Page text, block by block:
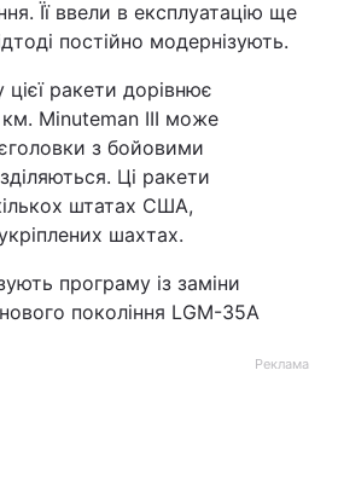
Її ввели в експлуатацію ще
постійно модернізують.
ракети дорівнює
Minuteman III може
з бойовими
Ці ракети
штатах США,
шахтах.
програму із заміни
покоління LGM-35A
Реклама